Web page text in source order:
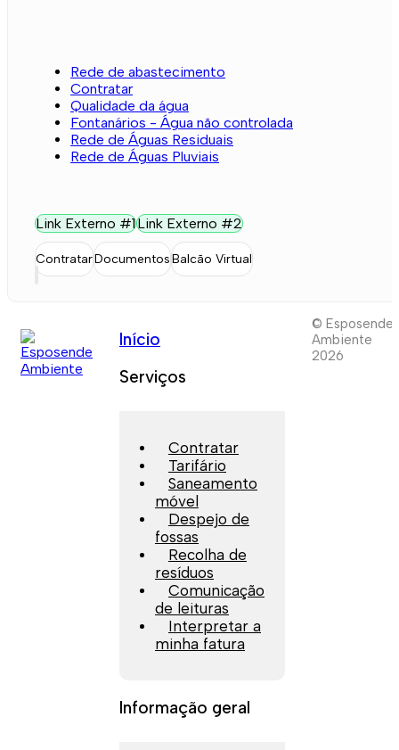
Rede de abastecimento
Contratar
Qualidade da água
Fontanários - Água não controlada
Rede de Águas Residuais
Rede de Águas Pluviais
Link Externo #1Link Externo #2
ContratarDocumentosBalcão Virtual
Início
Serviços
Contratar
Tarifário
Saneamento
móvel
Despejo de
fossas
Recolha de
resíduos
Comunicação
de leituras
Interpretar a
minha fatura
Informação geral
© Esposende
Ambiente
2026